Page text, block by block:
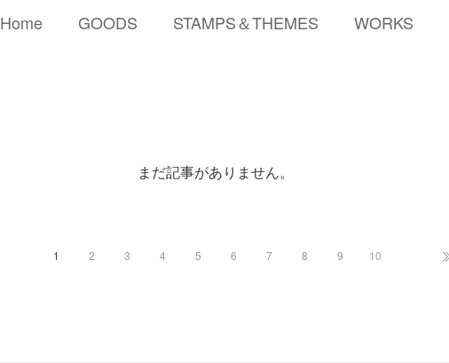
Home GOODS STAMPS＆THEMES WORKS
まだ記事がありません。
1 2 3 4 5 6 7 8 9 10